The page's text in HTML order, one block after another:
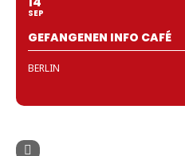
SEP
GEFANGENEN INFO CAFÉ
BERLIN